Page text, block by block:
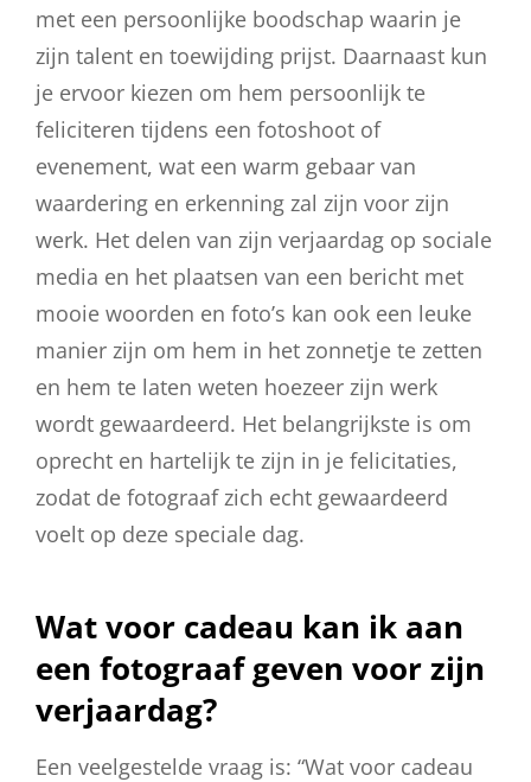
met een persoonlijke boodschap waarin je
zijn talent en toewijding prijst. Daarnaast kun
je ervoor kiezen om hem persoonlijk te
feliciteren tijdens een fotoshoot of
evenement, wat een warm gebaar van
waardering en erkenning zal zijn voor zijn
werk. Het delen van zijn verjaardag op sociale
media en het plaatsen van een bericht met
mooie woorden en foto’s kan ook een leuke
manier zijn om hem in het zonnetje te zetten
en hem te laten weten hoezeer zijn werk
wordt gewaardeerd. Het belangrijkste is om
oprecht en hartelijk te zijn in je felicitaties,
zodat de fotograaf zich echt gewaardeerd
voelt op deze speciale dag.
Wat voor cadeau kan ik aan
een fotograaf geven voor zijn
verjaardag?
Een veelgestelde vraag is: “Wat voor cadeau